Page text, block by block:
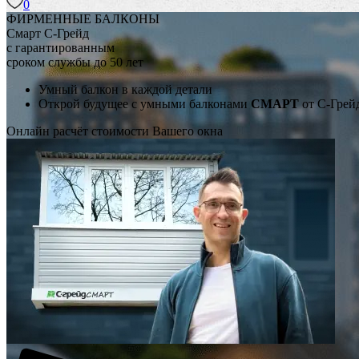
0
ФИРМЕННЫЕ БАЛКОНЫ
Смарт С-Грейд
с гарантированным
сроком службы до 50 лет
Умный балкон в каждой детали
Открой будущее с умными балконами СМАРТ от С-
Онлайн расчёт стоимости Вашего окна